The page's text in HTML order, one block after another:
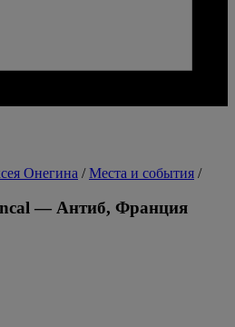
Онегина /Места и события /
— Антиб, Франция